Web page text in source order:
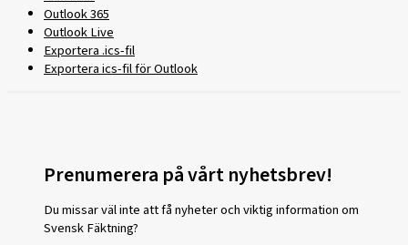
Outlook 365
Outlook Live
Exportera .ics-fil
Exportera ics-fil för Outlook
Prenumerera på vårt nyhetsbrev!
Du missar väl inte att få nyheter och viktig information om
Svensk Fäktning?